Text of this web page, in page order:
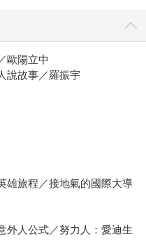
歐陽立中
說故事／羅振宇
雄旅程／接地氣的國際大導
外人公式／努力人：愛迪生